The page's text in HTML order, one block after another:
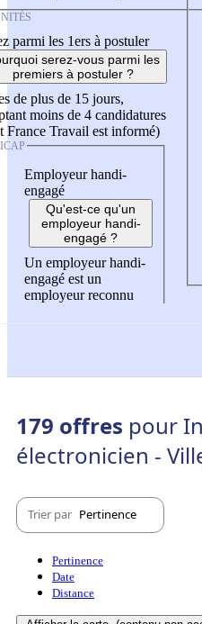
parmi les 1ers à postuler
serez-vous parmi les
premiers à postuler ?
de plus de 15 jours,
moins de 4 candidatures
France Travail est informé)
Employeur handi-
engagé
Qu'est-ce qu'un
employeur handi-
engagé ?
Un employeur handi-
engagé est un
employeur reconnu
179 offres pour
électronicien -
Trier par Pertinence
Pertinence
Date
Distance